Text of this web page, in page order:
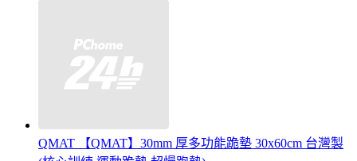
QMAT 【QMAT】30mm 厚多功能跪墊 30x60cm 台灣製